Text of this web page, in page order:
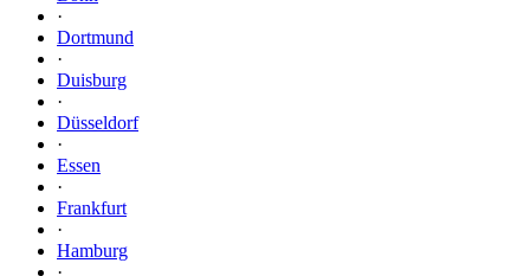
·
Dortmund
·
Duisburg
·
Düsseldorf
·
Essen
·
Frankfurt
·
Hamburg
·